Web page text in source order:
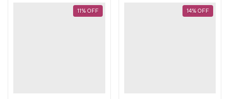
11% OFF 14% OFF